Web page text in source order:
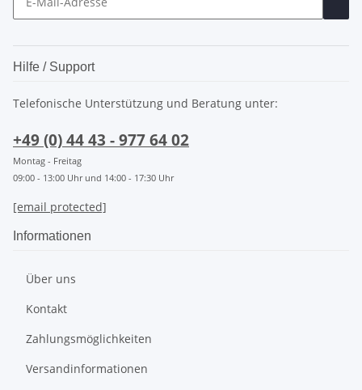
Hilfe / Support
Telefonische Unterstützung und Beratung unter:
+49 (0) 44 43 - 977 64 02
Montag - Freitag
09:00 - 13:00 Uhr und 14:00 - 17:30 Uhr
[email protected]
Informationen
Über uns
Kontakt
Zahlungsmöglichkeiten
Versandinformationen